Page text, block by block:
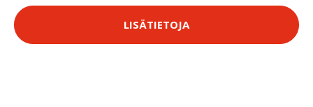
LISÄTIETOJA